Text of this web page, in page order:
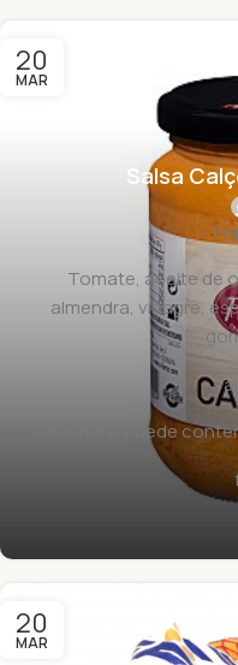
20
MAR
Salsa
Tomate, aceite de
almendra, vinagre,
Almendra. Puede
20
MAR